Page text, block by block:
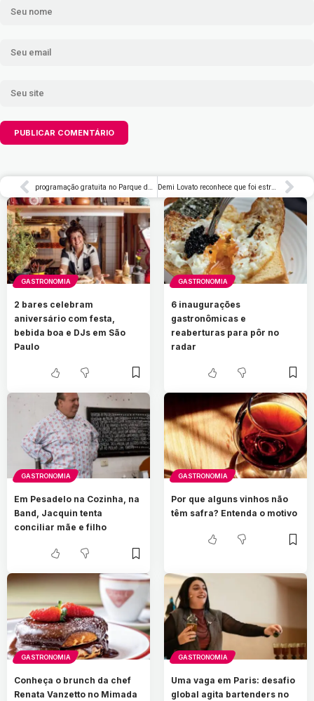
programação gratuita no Parque da Água Branca Demi Lovato reconhece que foi estranho cantar ‘Heart Attack’ para a Associação Americana do Coração – Rolling Stone Brasil
GASTRONOMIA
2 bares celebram
aniversário com festa,
bebida boa e DJs em São
Paulo
GASTRONOMIA
6 inaugurações
gastronômicas e
reaberturas para pôr no
radar
GASTRONOMIA
Em Pesadelo na Cozinha, na
Band, Jacquin tenta
conciliar mãe e filho
GASTRONOMIA
Por que alguns vinhos não
têm safra? Entenda o motivo
GASTRONOMIA
Conheça o brunch da chef
Renata Vanzetto no Mimada
GASTRONOMIA
Uma vaga em Paris: desafio
global agita bartenders no